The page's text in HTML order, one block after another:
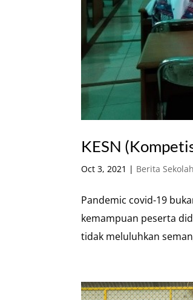
KESN
Oct 3, 2021 | Berita Sekolah
Pandemic covid-19
kemampuan peserta
tidak meluluhkan